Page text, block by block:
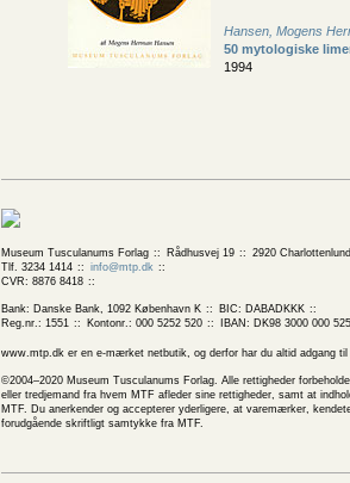
Hansen, Mogens
50 mytologiske
1994
Museum Tusculanums Forlag Rådhusvej 19
2920 Charlottenlund
Tlf. 3234 1414
info@mtp.dk
CVR: 8876 8418
Bank: Danske Bank, 1092 København K
BIC: DABADKKK
Reg.nr.: 1551
Kontonr.: 000 5252 520 IBAN: DK98 3000 000
www.mtp.dk er en e-mærket netbutik, og derfor har du altid adgang
©2004–2020 Museum Tusculanums Forlag. Alle rettigheder
eller tredjemand fra hvem MTF afleder sine rettigheder, samt at
MTF. Du anerkender og accepterer yderligere, at varemærker,
forudgående skriftligt samtykke fra MTF.